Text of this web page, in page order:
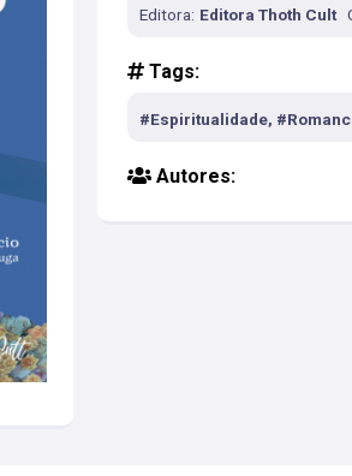
Editora: Editora Thoth Cult
Tags:
#Espiritualidade,
Autores: